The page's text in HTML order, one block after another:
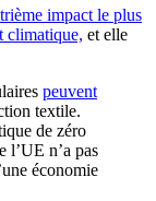
impact le plus
climatique, et elle
peuvent
textile.
de zéro
l’UE n’a pas
économie